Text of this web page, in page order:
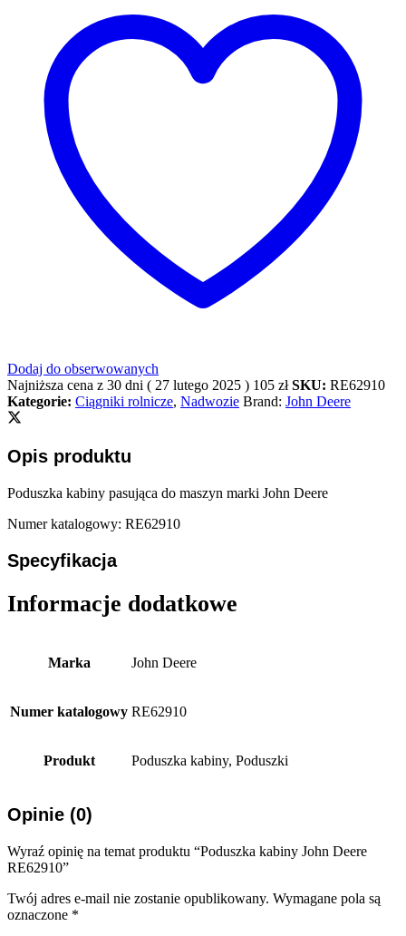
Dodaj do obserwowanych
Najniższa cena z 30 dni ( 27 lutego 2025 ) 105 zł SKU: RE62910
Kategorie: Ciągniki rolnicze, Nadwozie Brand: John Deere
Opis produktu
Poduszka kabiny pasująca do maszyn marki John Deere
Numer katalogowy: RE62910
Specyfikacja
Informacje dodatkowe
Marka John Deere
Numer katalogowy RE62910
Produkt Poduszka kabiny, Poduszki
Opinie (0)
Wyraź opinię na temat produktu “Poduszka kabiny John Deere
RE62910”
Twój adres e-mail nie zostanie opublikowany. Wymagane pola są
oznaczone *